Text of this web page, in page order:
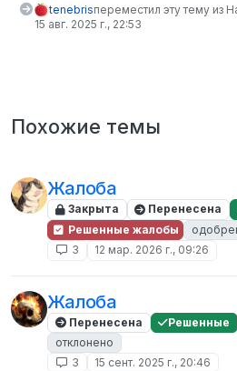
tenebrisпереместил эту тему из
15 авг. 2025 г., 22:53
Похожие темы
Жалоба
Закрыта Перенесена
Решенные жалобы
3
12 мар. 2026 г., 09:26
Жалоба
Перенесена Решенные
отклонено
3
15 сент. 2025 г., 20:46